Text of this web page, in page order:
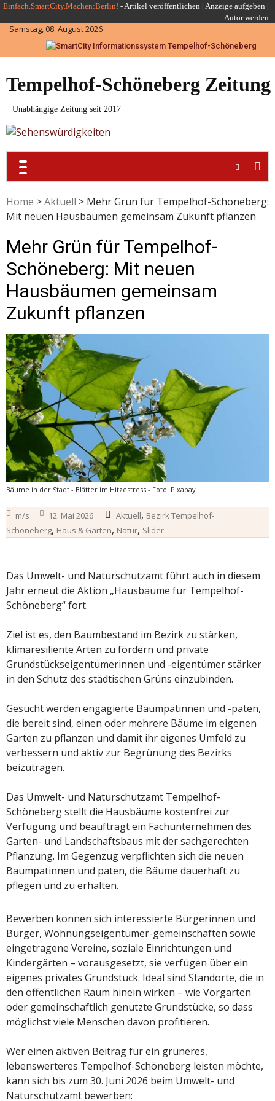
Skip
to
content
Einfach.SmartCity.Machen:Berlin! -Artikel veröffentlichen | Anzeige aufgeben |
Autor werden
Samstag, 08. August 2026
Tempelhof-Schöneberg Zeitung
Unabhängige Zeitung seit 2017
Home >Aktuell > Mehr Grün für Tempelhof-Schöneberg:
Mit neuen Hausbäumen gemeinsam Zukunft pflanzen
Mehr Grün für Tempelhof-
Schöneberg: Mit neuen
Hausbäumen gemeinsam
Zukunft pflanzen
Bäume in der Stadt - Blätter im Hitzestress - Foto: Pixabay
m/s 12. Mai 2026 Aktuell, Bezirk Tempelhof-
Schöneberg, Haus & Garten, Natur, Slider
Das Umwelt- und Naturschutzamt führt auch in diesem
Jahr erneut die Aktion „Hausbäume für Tempelhof-
Schöneberg“ fort.
Ziel ist es, den Baumbestand im Bezirk zu stärken,
klimaresiliente Arten zu fördern und private
Grundstückseigentümerinnen und -eigentümer stärker
in den Schutz des städtischen Grüns einzubinden.
Gesucht werden engagierte Baumpatinnen und -paten,
die bereit sind, einen oder mehrere Bäume im eigenen
Garten zu pflanzen und damit ihr eigenes Umfeld zu
verbessern und aktiv zur Begrünung des Bezirks
beizutragen.
Das Umwelt- und Naturschutzamt Tempelhof-
Schöneberg stellt die Hausbäume kostenfrei zur
Verfügung und beauftragt ein Fachunternehmen des
Garten- und Landschaftsbaus mit der sachgerechten
Pflanzung. Im Gegenzug verpflichten sich die neuen
Baumpatinnen und paten, die Bäume dauerhaft zu
pflegen und zu erhalten.
Bewerben können sich interessierte Bürgerinnen und
Bürger, Wohnungseigentümer-gemeinschaften sowie
eingetragene Vereine, soziale Einrichtungen und
Kindergärten – vorausgesetzt, sie verfügen über ein
eigenes privates Grundstück. Ideal sind Standorte, die in
den öffentlichen Raum hinein wirken – wie Vorgärten
oder gemeinschaftlich genutzte Grundstücke, so dass
möglichst viele Menschen davon profitieren.
Wer einen aktiven Beitrag für ein grüneres,
lebenswerteres Tempelhof-Schöneberg leisten möchte,
kann sich bis zum 30. Juni 2026 beim Umwelt- und
Naturschutzamt bewerben: